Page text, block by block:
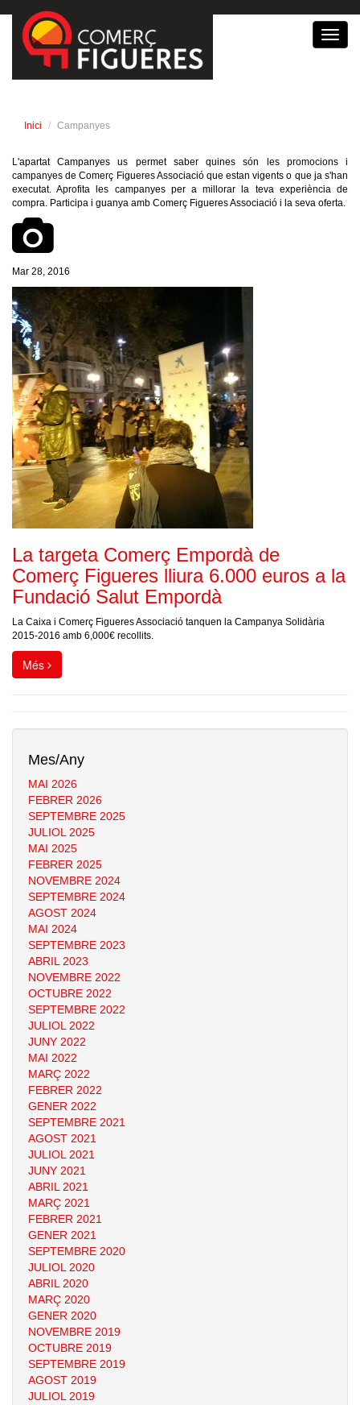
Inici Campanyes
L'apartat Campanyes us permet saber quines són les promocions i
campanyes de Comerç Figueres Associació que estan vigents o que ja s'han
executat. Aprofita les campanyes per a millorar la teva experiència de
compra. Participa i guanya amb Comerç Figueres Associació i la seva oferta.
Mar 28, 2016
La targeta Comerç Empordà de
Comerç Figueres lliura 6.000 euros a la
Fundació Salut Empordà
La Caixa i Comerç Figueres Associació tanquen la Campanya Solidària
2015-2016 amb 6,000€ recollits.
Més
Mes/Any
MAI 2026
FEBRER 2026
SEPTEMBRE 2025
JULIOL 2025
MAI 2025
FEBRER 2025
NOVEMBRE 2024
SEPTEMBRE 2024
AGOST 2024
MAI 2024
SEPTEMBRE 2023
ABRIL 2023
NOVEMBRE 2022
OCTUBRE 2022
SEPTEMBRE 2022
JULIOL 2022
JUNY 2022
MAI 2022
MARÇ 2022
FEBRER 2022
GENER 2022
SEPTEMBRE 2021
AGOST 2021
JULIOL 2021
JUNY 2021
ABRIL 2021
MARÇ 2021
FEBRER 2021
GENER 2021
SEPTEMBRE 2020
JULIOL 2020
ABRIL 2020
MARÇ 2020
GENER 2020
NOVEMBRE 2019
OCTUBRE 2019
SEPTEMBRE 2019
AGOST 2019
JULIOL 2019